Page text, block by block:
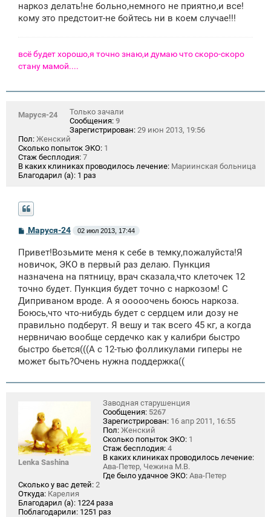
щ
н
наркоз делать!не больно,немного не приятно,и все!
кому это предстоит-не бойтесь ни в коем случае!!!
всё будет хорошо,я точно знаю,и думаю что скоро-скоро
стану мамой....
Маруся-24
Только зачали
Сообщения: 9
Зарегистрирован: 29 июн 2013, 19:56
Пол: Женский
Сколько попыток ЭКО: 1
Стаж бесплодия: 7
В каких клиниках проводилось лечение: Мариинская больница
Благодарил (а): 1 раз
С
о
б
щ
н
и
Маруся-24 02 июл 2013, 17:44
Привет!Возьмите меня к себе в темку,пожалуйста!Я
новичок, ЭКО в первый раз делаю. Пункция
назначена на пятницу, врач сказала,что клеточек 12
точно будет. Пункция будет точно с наркозом! С
Диприваном вроде. А я ооооочень боюсь наркоза.
Боюсь,что что-нибудь будет с сердцем или дозу не
правильно подберут. Я вешу и так всего 45 кг, а когда
нервничаю вообще сердечко как у калибри быстро
быстро бьется(((А с 12-тью фолликулами гиперы не
может быть?Очень нужна поддержка((
Lenka Sashina
Заводная старушенция
Сообщения: 5267
Зарегистрирован: 16 апр 2011, 16:55
Пол: Женский
Сколько попыток ЭКО: 1
Стаж бесплодия: 4
В каких клиниках проводилось лечение:
Ава-Петер, Чежина М.В.
Где было удачное ЭКО: Ава-Петер
Сколько у вас детей: 2
Откуда: Карелия
Благодарил (а): 1224 раза
Поблагодарили: 1251 раз